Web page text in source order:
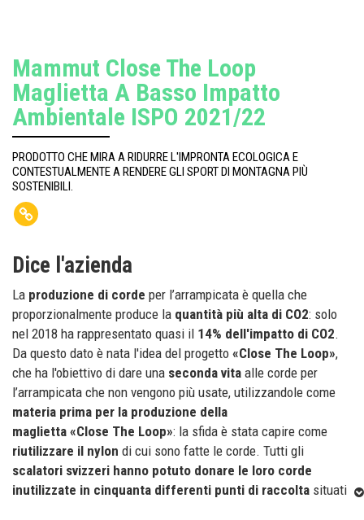
Mammut Close The Loop
Maglietta A Basso Impatto
Ambientale ISPO 2021/22
PRODOTTO CHE MIRA A RIDURRE L'IMPRONTA ECOLOGICA E
CONTESTUALMENTE A RENDERE GLI SPORT DI MONTAGNA PIÙ
SOSTENIBILI.
Dice l'azienda
La produzione di corde per l’arrampicata è quella che
proporzionalmente produce la quantità più alta di CO2: solo
nel 2018 ha rappresentato quasi il 14% dell'impatto di CO2.
Da questo dato è nata l'idea del progetto «Close The Loop»,
che ha l'obiettivo di dare una seconda vita alle corde per
l’arrampicata che non vengono più usate, utilizzandole come
materia prima per la produzione della
maglietta «Close The Loop»: la sfida è stata capire come
riutilizzare il nylon di cui sono fatte le corde. Tutti gli
scalatori svizzeri hanno potuto donare le loro corde
inutilizzate in cinquanta differenti punti di raccolta situati